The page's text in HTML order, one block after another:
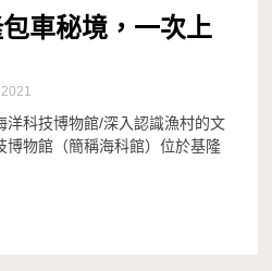
車秘境，一次上
洋科技博物館/深入認識漁村的文
博物館（簡稱海科館）位於基隆